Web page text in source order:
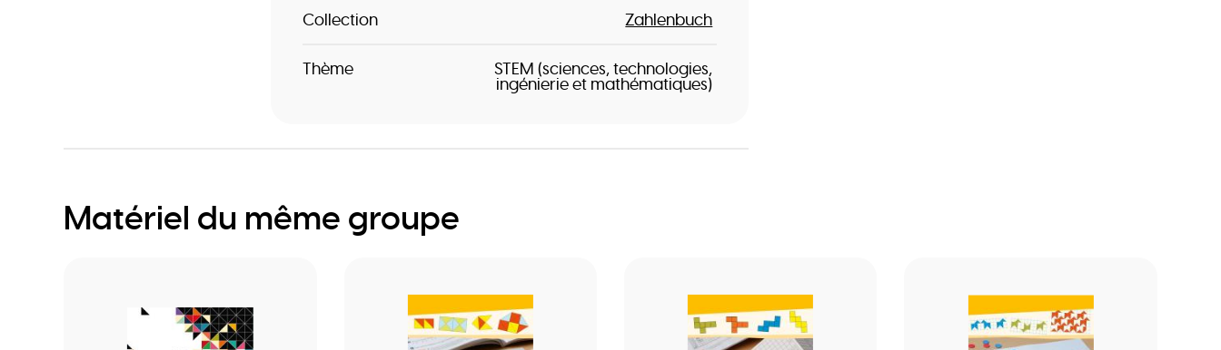
Collection Zahlenbuch
Thème STEM (sciences, technologies,
ingénierie et mathématiques)
Matériel du même groupe